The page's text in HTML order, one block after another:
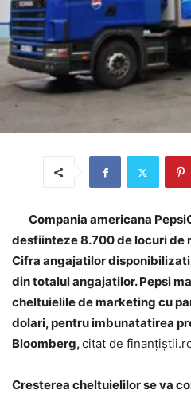
Compania americana
desfiinteze 8.700 de locuri de
Cifra angajatilor
din totalul angajatilor. Pepsi
cheltuielile de marketing cu
dolari, pentru imbunatatirea
Bloomberg,citat de
Cresterea cheltuielilor se va